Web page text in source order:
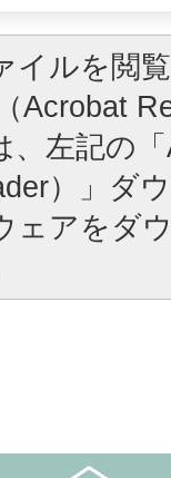
イルを閲
Acrobat
、左記の
）」ダ
ェアをダ